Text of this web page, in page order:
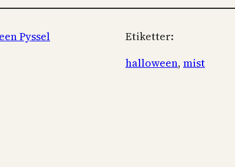
Pyssel
Etiketter:
halloween, mist